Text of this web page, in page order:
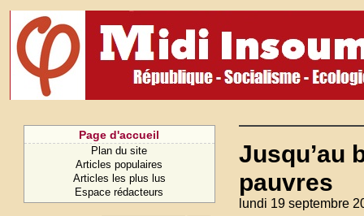
Page d'accueil
Plan du site
Articles populaires
Articles les plus lus
Espace rédacteurs
Jusqu’au
pauvres
lundi 19 septembre